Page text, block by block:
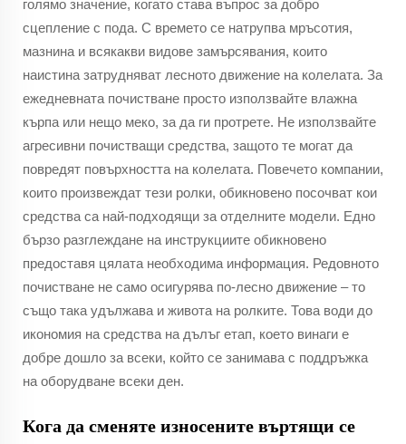
голямо значение, когато става въпрос за добро
сцепление с пода. С времето се натрупва мръсотия,
мазнина и всякакви видове замърсявания, които
наистина затрудняват лесното движение на колелата. За
ежедневната почистване просто използвайте влажна
кърпа или нещо меко, за да ги протрете. Не използвайте
агресивни почистващи средства, защото те могат да
повредят повърхността на колелата. Повечето компании,
които произвеждат тези ролки, обикновено посочват кои
средства са най-подходящи за отделните модели. Едно
бързо разглеждане на инструкциите обикновено
предоставя цялата необходима информация. Редовното
почистване не само осигурява по-лесно движение – то
също така удължава и живота на ролките. Това води до
икономия на средства на дълъг етап, което винаги е
добре дошло за всеки, който се занимава с поддръжка
на оборудване всеки ден.
Кога да сменяте износените въртящи се